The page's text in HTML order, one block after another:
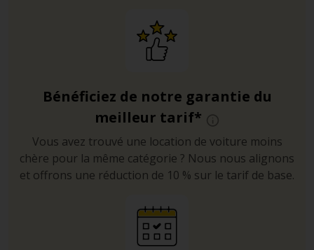
Bénéficiez de notre garantie du
meilleur tarif*
Vous avez trouvé une location de voiture moins
chère pour la même catégorie ? Nous nous alignons
et offrons une réduction de 10 % sur le tarif de base.